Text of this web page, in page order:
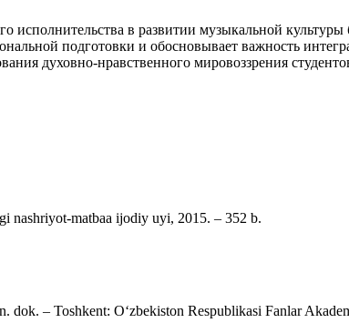
исполнительства в развитии музыкальной
подготовки и обосновывает важность
духовно-нравственного мировоззрения
nashriyot-matbaa ijodiy uyi, 2015. – 352 b.
– Toshkent: O‘zbekiston Respublikasi Fanlar